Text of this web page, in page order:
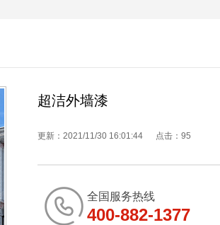
超洁外墙漆
更新：2021/11/30 16:01:44 点击： 95
全国服务热线
400-882-1377